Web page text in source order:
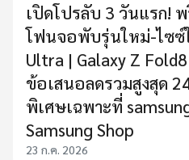
เปิดโปรลับ 3 วันแรก!
โฟนจอพับรุ่นใหม่-ไซซ์
Ultra | Galaxy Z
ข้อเสนอลดรวมสูงสุด
พิเศษเฉพาะที่
Samsung Shop
23 ก.ค. 2026